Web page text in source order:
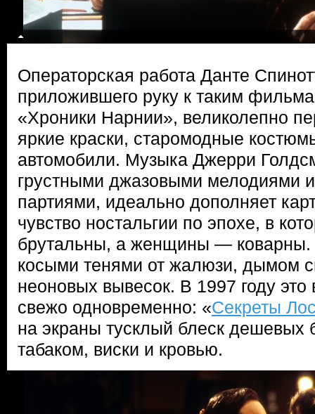
Операторская работа Данте
приложившего руку к таким
«Хроники Нарнии», великолепно
яркие краски, старомодные
автомобили. Музыка Джерри
грустными джазовыми мелодиями
партиями, идеально дополняет
чувство ностальгии по эпохе, в
брутальны, а женщины — коварны.
косыми тенями от жалюзи, дымом
неоновых вывесок. В 1997 году
свежо одновременно: «Секреты
на экраны тусклый блеск дешевых
табаком, виски и кровью.